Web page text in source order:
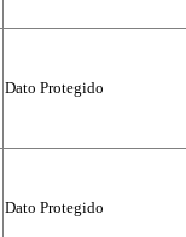
Dato Protegido
Dato Protegido